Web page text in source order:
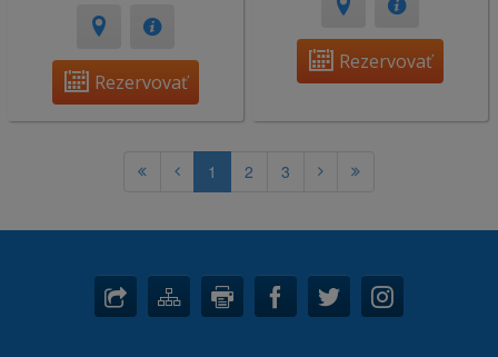
Rezervovať
Rezervovať
1 2 3